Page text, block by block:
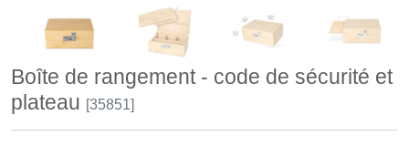
Boîte de rangement - code de sécurité et
plateau [35851]